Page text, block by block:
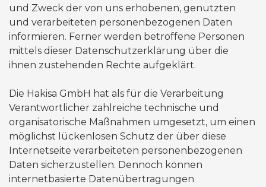
und Zweck der von uns erhobenen, genutzten
und verarbeiteten personenbezogenen Daten
informieren. Ferner werden betroffene Personen
mittels dieser Datenschutzerklärung über die
ihnen zustehenden Rechte aufgeklärt.
Die Hakisa GmbH hat als für die Verarbeitung
Verantwortlicher zahlreiche technische und
organisatorische Maßnahmen umgesetzt, um einen
möglichst lückenlosen Schutz der über diese
Internetseite verarbeiteten personenbezogenen
Daten sicherzustellen. Dennoch können
internetbasierte Datenübertragungen